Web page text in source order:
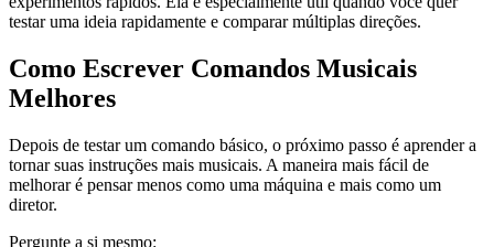
testar uma ideia rapidamente e comparar múltiplas direções.
Como Escrever Comandos Musicais
Melhores
Depois de testar um comando básico, o próximo passo é aprender a
tornar suas instruções mais musicais. A maneira mais fácil de
melhorar é pensar menos como uma máquina e mais como um
diretor.
Pergunte a si mesmo: